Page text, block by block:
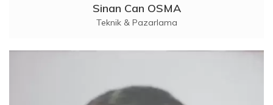
Sinan Can OSMA
Teknik & Pazarlama